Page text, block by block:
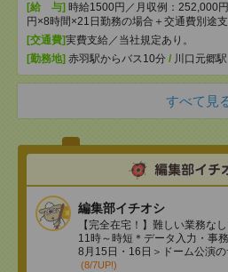
[給 与] 時給1500円／月収例：252,000
円×8時間×21日勤務の場合＋交通費別途
[交通費]実費支給／当社規定あり。
[勤務地] 赤羽駅からバス10分 / 川口元郷駅
すべて見
編集部イチオシ
【完全在宅！】難しい業務な
11時～時短＊データ入力・事
8月15日・16日＞ドーム公演
(8/7UP!)